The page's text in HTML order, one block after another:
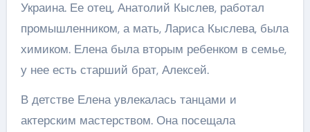
Украина. Ее отец, Анатолий Кыслев, работал
промышленником, а мать, Лариса Кыслева, была
химиком. Елена была вторым ребенком в семье,
у нее есть старший брат, Алексей.
В детстве Елена увлекалась танцами и
актерским мастерством. Она посещала